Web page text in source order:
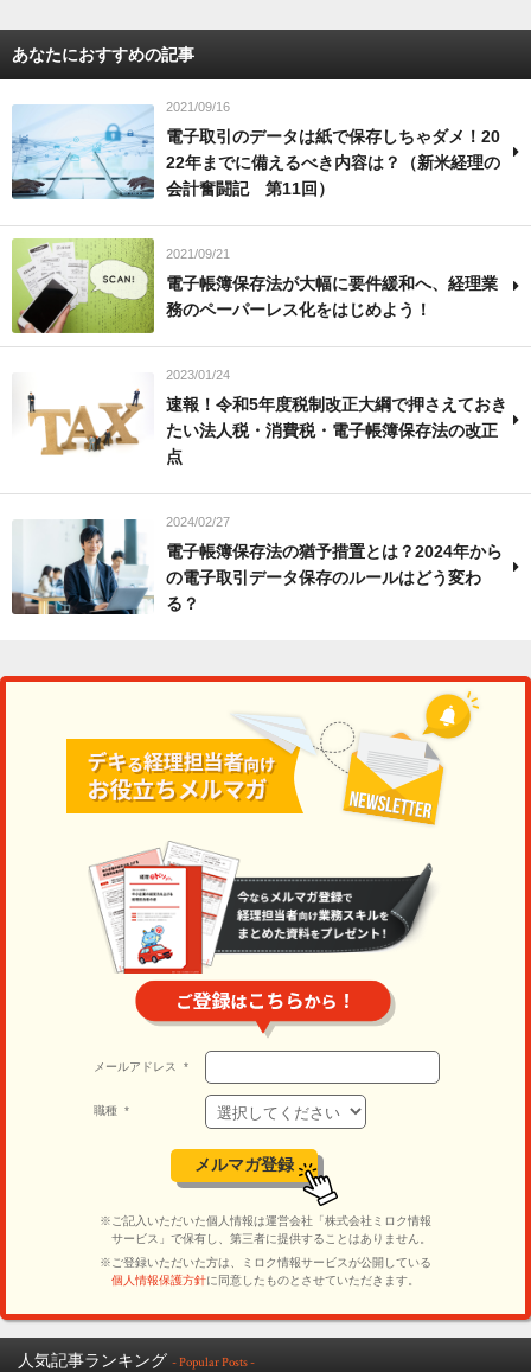
あなたにおすすめの記事
2021/09/16
電子取引のデータは紙で保存しちゃダメ！20
22年までに備えるべき内容は？（新米経理の
会計奮闘記 第11回）
2021/09/21
電子帳簿保存法が大幅に要件緩和へ、経理業
務のペーパーレス化をはじめよう！
2023/01/24
速報！令和5年度税制改正大綱で押さえておき
たい法人税・消費税・電子帳簿保存法の改正
点
2024/02/27
電子帳簿保存法の猶予措置とは？2024年から
の電子取引データ保存のルールはどう変わ
る？
人気記事ランキング - Popular Posts -